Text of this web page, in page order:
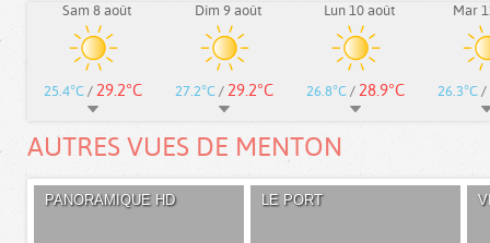
Sam 8 août
25.4°C / 29.2°C
Dim 9 août
27.2°C / 29.2°C
Lun 10 août
26.8°C / 28.9°C
Mar
26.3°C /
AUTRES VUES DE MENTON
PANORAMIQUE HD LE PORT